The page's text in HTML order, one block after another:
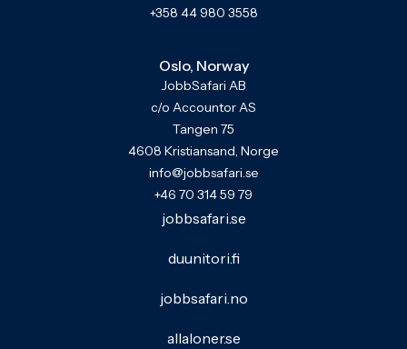
+358 44 980 3558
Oslo, Norway
JobbSafari AB
c/o Accountor AS
Tangen 75
4608 Kristiansand, Norge
info@jobbsafari.se
+46 70 314 59 79
jobbsafari.se
duunitori.fi
jobbsafari.no
allaloner.se